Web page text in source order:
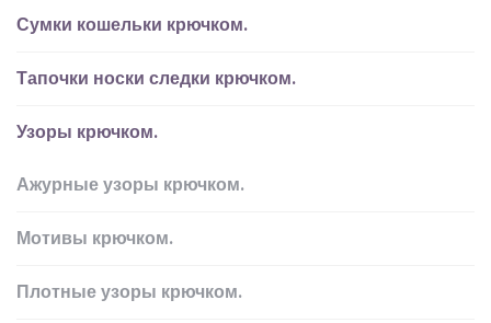
Сумки кошельки крючком.
Тапочки носки следки крючком.
Узоры крючком.
Ажурные узоры крючком.
Мотивы крючком.
Плотные узоры крючком.